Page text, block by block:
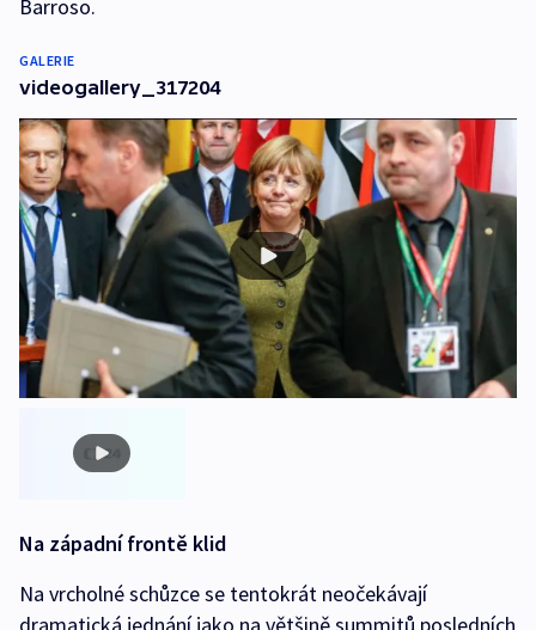
Barroso.
GALERIE
videogallery_317204
Na západní frontě klid
Na vrcholné schůzce se tentokrát neočekávají
dramatická jednání jako na většině summitů posledních